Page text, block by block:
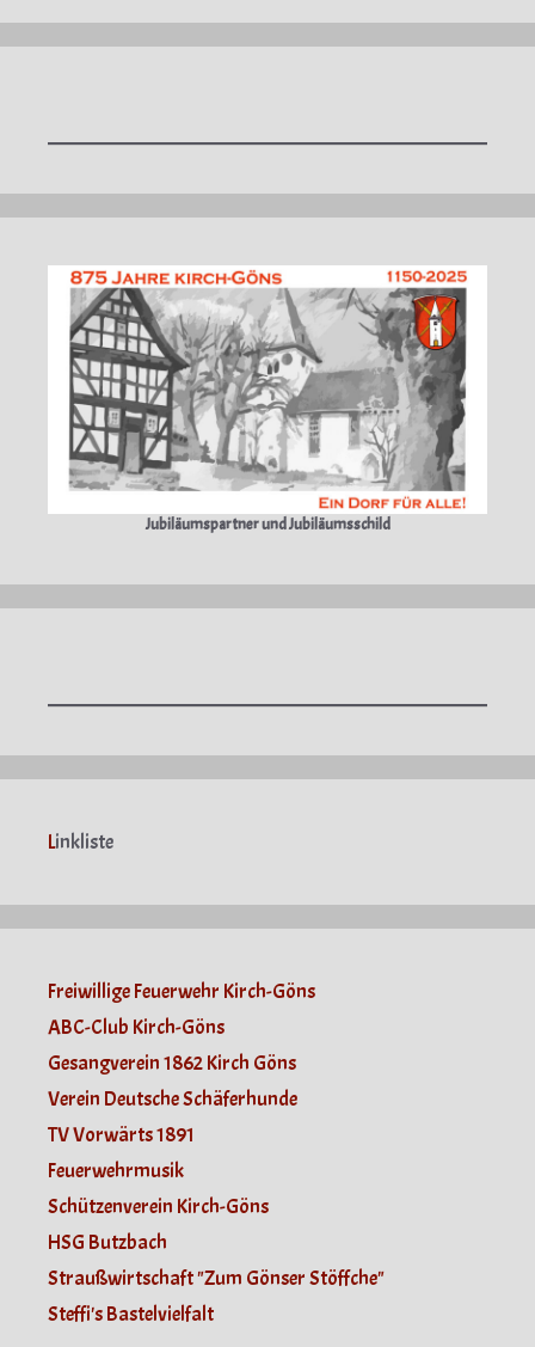
Jubiläumspartner und Jubiläumsschild
Linkliste
Freiwillige Feuerwehr Kirch-Göns
ABC-Club Kirch-Göns
Gesangverein 1862 Kirch Göns
Verein Deutsche Schäferhunde
TV Vorwärts 1891
Feuerwehrmusik
Schützenverein Kirch-Göns
HSG Butzbach
Straußwirtschaft "Zum Gönser Stöffche"
Steffi's Bastelvielfalt